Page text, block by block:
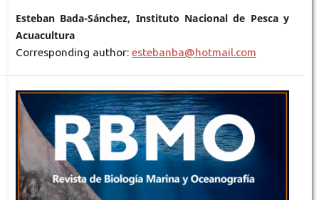
Esteban Bada-Sánchez, Instituto Nacional de Pesca y
Acuacultura
Corresponding author: estebanba@hotmail.com